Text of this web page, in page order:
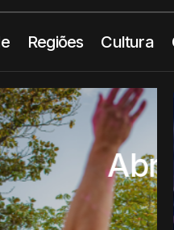
Regiões Cultura